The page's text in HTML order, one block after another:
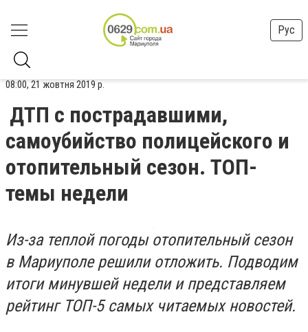
Рус
08:00, 21 жовтня 2019 р.
ДТП с пострадавшими,
самоубийство полицейского и
отопительный сезон. ТОП-
темы недели
Из-за теплой погоды отопительный сезон
в Мариуполе решили отложить. Подводим
итоги минувшей недели и представляем
рейтинг ТОП-5 самых читаемых новостей.